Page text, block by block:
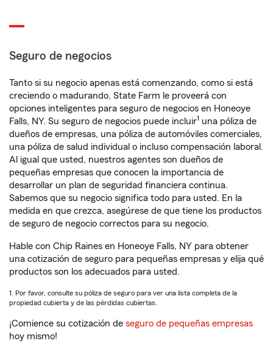
Seguro de negocios
Tanto si su negocio apenas está comenzando, como si está
creciendo o madurando, State Farm le proveerá con
opciones inteligentes para seguro de negocios en Honeoye
Falls, NY. Su seguro de negocios puede incluir1 una póliza de
dueños de empresas, una póliza de automóviles comerciales,
una póliza de salud individual o incluso compensación laboral.
Al igual que usted, nuestros agentes son dueños de
pequeñas empresas que conocen la importancia de
desarrollar un plan de seguridad financiera continua.
Sabemos que su negocio significa todo para usted. En la
medida en que crezca, asegúrese de que tiene los productos
de seguro de negocio correctos para su negocio.
Hable con Chip Raines en Honeoye Falls, NY para obtener
una cotización de seguro para pequeñas empresas y elija qué
productos son los adecuados para usted.
1. Por favor, consulte su póliza de seguro para ver una lista completa de la
propiedad cubierta y de las pérdidas cubiertas.
¡Comience su cotización de seguro de pequeñas empresas
hoy mismo!